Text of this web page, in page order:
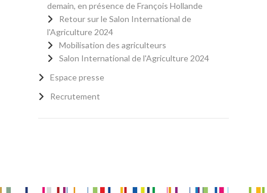
demain, en présence de François Hollande
Retour sur le Salon International de
l'Agriculture 2024
Mobilisation des agriculteurs
Salon International de l'Agriculture 2024
Espace presse
Recrutement